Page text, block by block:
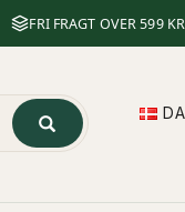
FRI FRAGT OVER 599